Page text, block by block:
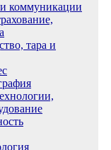
и коммуникации
тара и